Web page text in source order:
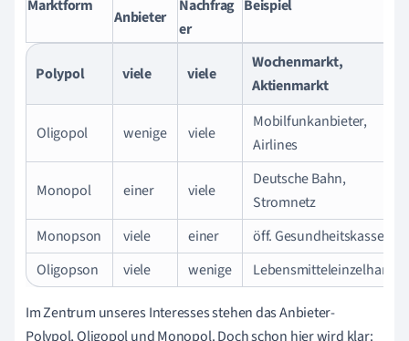
Marktform
Anbieter
Nachfrag
er
Beispiel
Polypol viele viele
Wochenmarkt,
Aktienmarkt
Oligopol wenige viele
Mobilfunkanbieter,
Airlines
Monopol einer viele
Deutsche Bahn,
Stromnetz
Monopson
viele einer
öff. Gesundheitskasse
Oligopson
viele wenige Lebensmitteleinzelhandel
Im Zentrum unseres Interesses stehen das Anbieter-
Polypol, Oligopol und Monopol. Doch schon hier wird klar: